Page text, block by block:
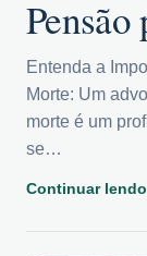
Entenda a
Morte: Um
morte é um
se…
Continuar lendo